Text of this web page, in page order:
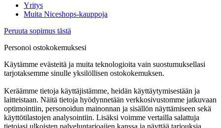
Yritys
Muita Niceshops-kauppoja
Peruuta sopimus tästä
Personoi ostokokemuksesi
Käytämme evästeitä ja muita teknologioita vain suostumuksellasi
tarjotaksemme sinulle yksilöllisen ostokokemuksen.
Keräämme tietoja käyttäjistämme, heidän käyttäytymisestään ja
laitteistaan. Näitä tietoja hyödynnetään verkkosivustomme jatkuvaan
optimointiin, personoidun mainonnan ja sisällön näyttämiseen sekä
käyttötilastojen analysointiin. Lisäksi voimme vertailla salattuja
tietojasi ulkoisten palveluntarjoajien kanssa ja näyttää tarjouksia